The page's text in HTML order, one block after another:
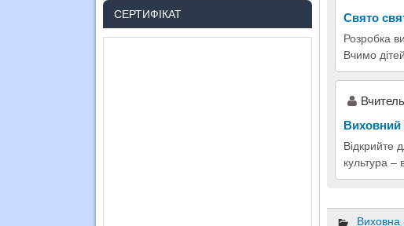
Свято
Розробка
Вчимо
Виховний
Відкрийте
культура –
Виховна
СЕРТИФІКАТ